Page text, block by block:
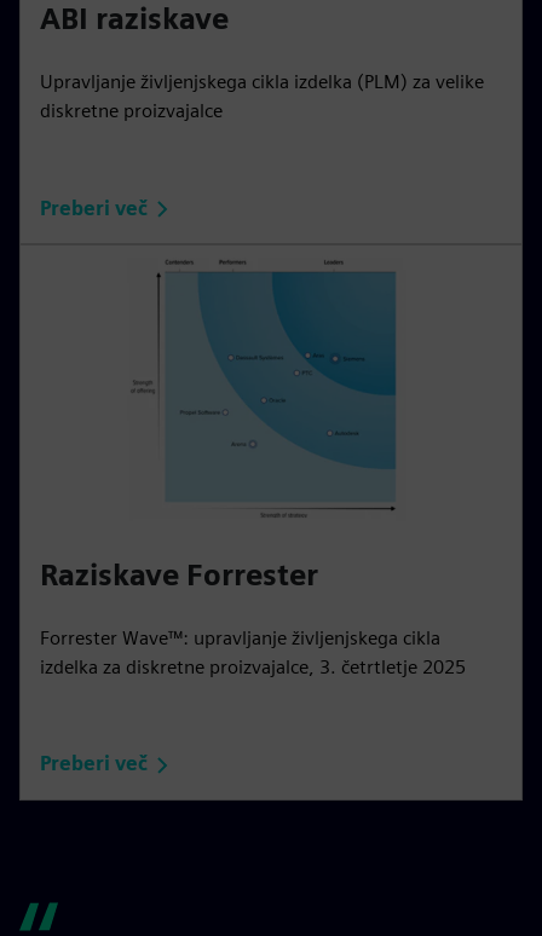
ABI raziskave
Upravljanje življenjskega cikla izdelka (PLM) za velike
diskretne proizvajalce
Preberi več
Raziskave Forrester
Forrester Wave™: upravljanje življenjskega cikla
izdelka za diskretne proizvajalce, 3. četrtletje 2025
Preberi več